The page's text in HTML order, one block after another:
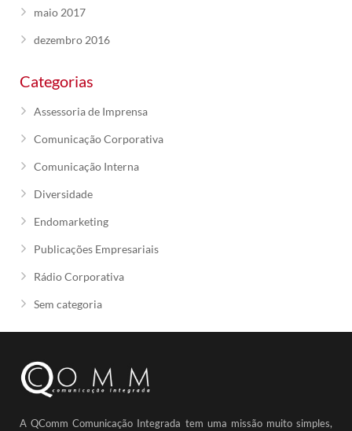
maio 2017
dezembro 2016
Categorias
Assessoria de Imprensa
Comunicação Corporativa
Comunicação Interna
Diversidade
Endomarketing
Publicações Empresariais
Rádio Corporativa
Sem categoria
A QComm Comunicação Integrada tem uma missão muito simples,